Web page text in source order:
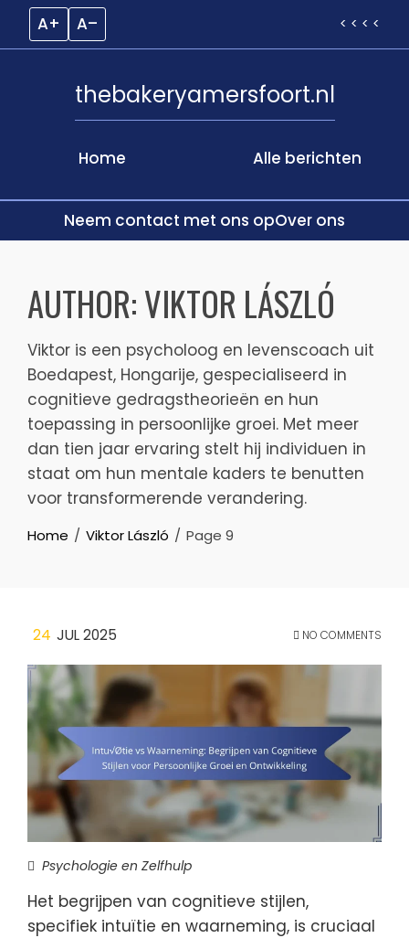
A+ A– < < < <
Home
thebakeryamersfoort.nl
Alle berichten
Neem contact met ons opOver ons
contentAUTHOR:VIKTOR LÁSZLÓ
Viktor is een psycholoog en levenscoach uit
Boedapest, Hongarije, gespecialiseerd in
cognitieve gedragstheorieën en hun
toepassing in persoonlijke groei. Met meer
dan tien jaar ervaring stelt hij individuen in
staat om hun mentale kaders te benutten
voor transformerende verandering.
Home Viktor László Page 9
24 JUL 2025 NO COMMENTS
Psychologie en Zelfhulp
Het begrijpen van cognitieve stijlen,
specifiek intuïtie en waarneming, is cruciaal